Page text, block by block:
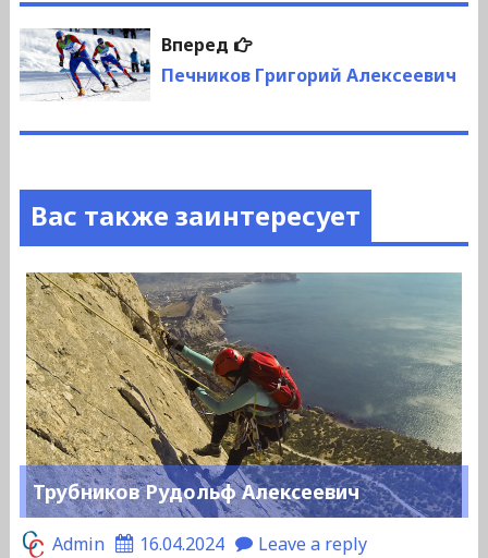
Вперед
Следующая
запись:
Печников Григорий Алексеевич
Вас также заинтересует
Трубников Рудольф Алексеевич
Admin 16.04.2024 Leave a reply